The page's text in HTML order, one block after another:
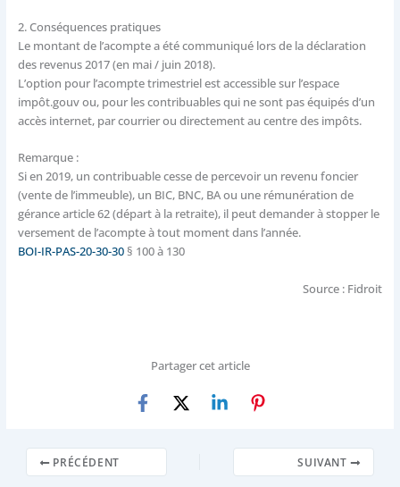
2.Conséquences pratiques
Le montant de l’acompte a été communiqué lors de la déclaration
des revenus 2017 (en mai / juin 2018).
L’option pour l’acompte trimestriel est accessible sur l’espace
impôt.gouv ou, pour les contribuables qui ne sont pas équipés d’un
accès internet, par courrier ou directement au centre des impôts.
Remarque :
Si en 2019, un contribuable cesse de percevoir un revenu foncier
(vente de l’immeuble), un BIC, BNC, BA ou une rémunération de
gérance article 62 (départ à la retraite), il peut demander à stopper le
versement de l’acompte à tout moment dans l’année.
BOI-IR-PAS-20-30-30§ 100 à 130
Source : Fidroit
Partager cet article
PRÉCÉDENT SUIVANT